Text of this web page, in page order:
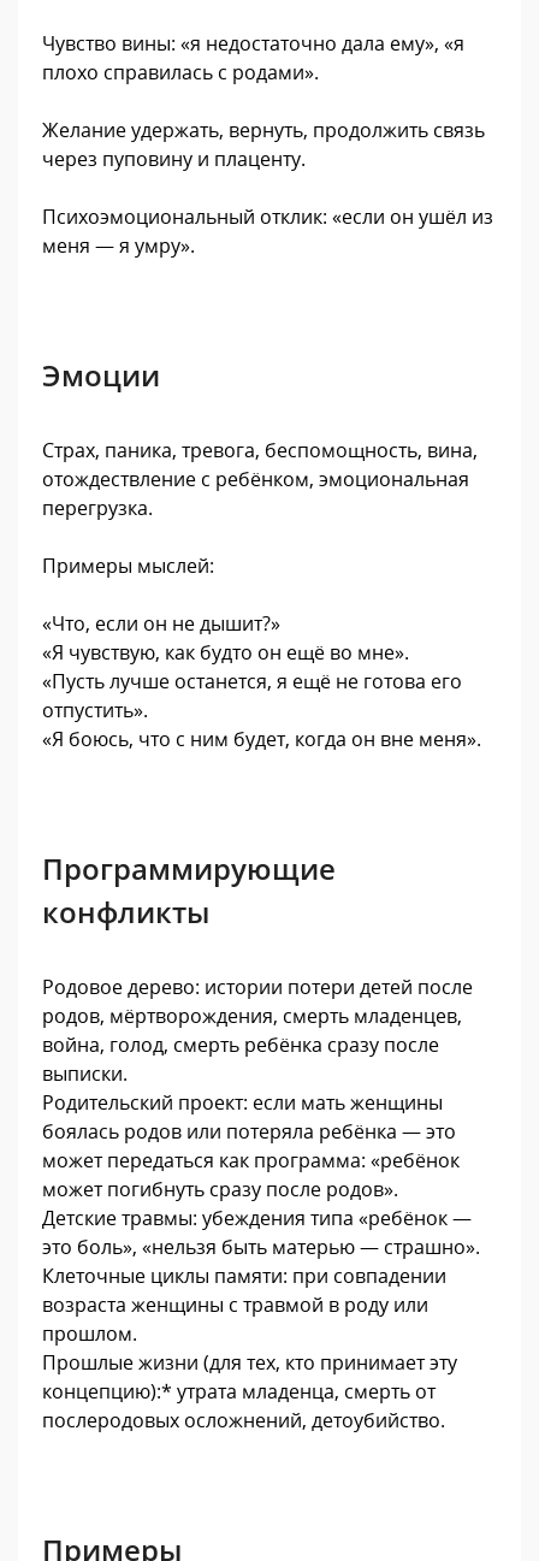
Чувство вины: «я недостаточно дала ему», «я
плохо справилась с родами».
Желание удержать, вернуть, продолжить связь
через пуповину и плаценту.
Психоэмоциональный отклик: «если он ушёл из
меня — я умру».
Эмоции
Страх, паника, тревога, беспомощность, вина,
отождествление с ребёнком, эмоциональная
перегрузка.
Примеры мыслей:
«Что, если он не дышит?»
«Я чувствую, как будто он ещё во мне».
«Пусть лучше останется, я ещё не готова его
отпустить».
«Я боюсь, что с ним будет, когда он вне меня».
Программирующие
конфликты
Родовое дерево: истории потери детей после
родов, мёртворождения, смерть младенцев,
война, голод, смерть ребёнка сразу после
выписки.
Родительский проект: если мать женщины
боялась родов или потеряла ребёнка — это
может передаться как программа: «ребёнок
может погибнуть сразу после родов».
Детские травмы: убеждения типа «ребёнок —
это боль», «нельзя быть матерью — страшно».
Клеточные циклы памяти: при совпадении
возраста женщины с травмой в роду или
прошлом.
Прошлые жизни (для тех, кто принимает эту
концепцию):* утрата младенца, смерть от
послеродовых осложнений, детоубийство.
Примеры